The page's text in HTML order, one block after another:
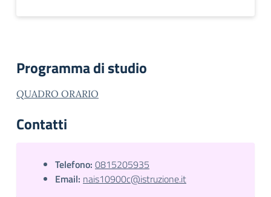
Programma di studio
QUADRO ORARIO
Contatti
Telefono: 0815205935
Email: nais10900c@istruzione.it